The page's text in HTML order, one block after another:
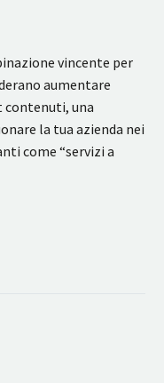
vincente per
aumentare
contenuti, una
la tua azienda nei
come “servizi a